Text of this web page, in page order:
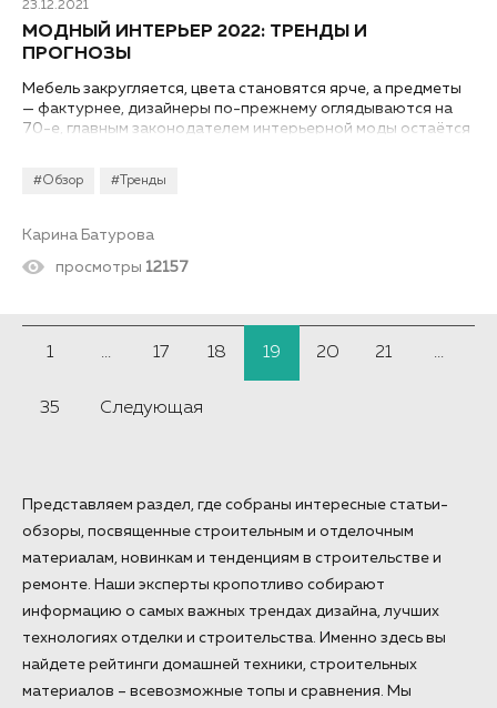
23.12.2021
#Обзор #Тренды
МОДНЫЙ ИНТЕРЬЕР 2022: ТРЕНДЫ И
ПРОГНОЗЫ
Мебель закругляется, цвета становятся ярче, а предметы
— фактурнее, дизайнеры по-прежнему оглядываются на
70-е, главным законодателем интерьерной моды остаётся
Карина Батурова
просмотры 12157
1 ... 17 18 19 20 21 ...
35 Следующая
Представляем раздел, где собраны интересные статьи-
обзоры, посвященные строительным и отделочным
материалам, новинкам и тенденциям в строительстве и
ремонте. Наши эксперты кропотливо собирают
информацию о самых важных трендах дизайна, лучших
технологиях отделки и строительства. Именно здесь вы
найдете рейтинги домашней техники, строительных
материалов – всевозможные топы и сравнения. Мы